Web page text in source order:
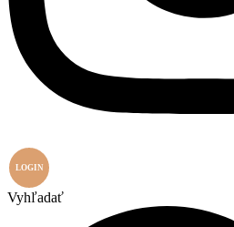
LOGIN
Vyhľadať